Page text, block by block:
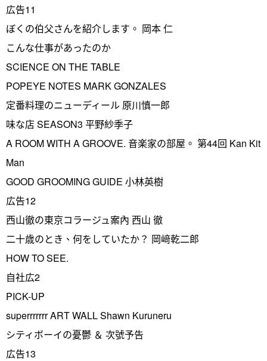
広告11
ぼくの伯父さんを紹介します。 岡本 仁
こんな仕事があったのか
SCIENCE ON THE TABLE
POPEYE NOTES MARK GONZALES
定番料理のニューディール 原川慎一郎
味な店 SEASON3 平野紗季子
A ROOM WITH A GROOVE. 音楽家の部屋。 第44回 Kan Kit
Man
GOOD GROOMING GUIDE 小林英樹
広告12
西山徹の東京コラージュ案內 西山 徹
二十歳のとき、何をしていたか？ 岡﨑乾二郎
HOW TO SEE.
自社広2
PICK-UP
superrrrrrr ART WALL Shawn Kuruneru
シティボーイの憂鬱 ＆ 次號予告
広告13